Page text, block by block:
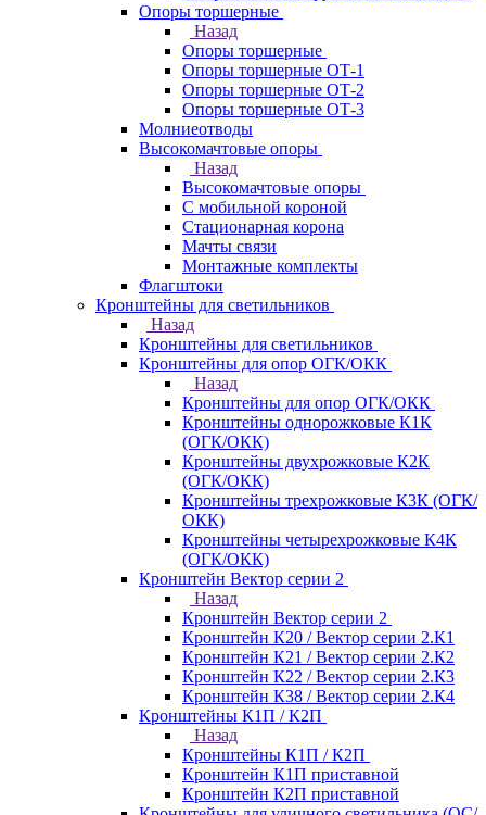
Опоры торшерные
Назад
Опоры торшерные
Опоры торшерные ОТ-1
Опоры торшерные ОТ-2
Опоры торшерные ОТ-3
Молниеотводы
Высокомачтовые опоры
Назад
Высокомачтовые опоры
С мобильной короной
Стационарная корона
Мачты связи
Монтажные комплекты
Флагштоки
Кронштейны для светильников
Назад
Кронштейны для светильников
Кронштейны для опор ОГК/ОКК
Назад
Кронштейны для опор ОГК/ОКК
Кронштейны однорожковые К1К
(ОГК/ОКК)
Кронштейны двухрожковые К2К
(ОГК/ОКК)
Кронштейны трехрожковые К3К (ОГК/
ОКК)
Кронштейны четырехрожковые К4К
(ОГК/ОКК)
Кронштейн Вектор серии 2
Назад
Кронштейн Вектор серии 2
Кронштейн К20 / Вектор серии 2.К1
Кронштейн К21 / Вектор серии 2.К2
Кронштейн К22 / Вектор серии 2.К3
Кронштейн К38 / Вектор серии 2.К4
Кронштейны К1П / К2П
Назад
Кронштейны К1П / К2П
Кронштейн К1П приставной
Кронштейн К2П приставной